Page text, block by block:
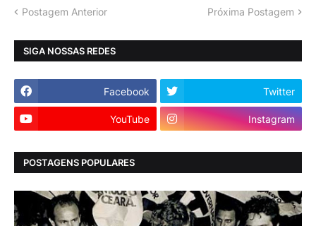
Postagem Anterior Próxima Postagem
SIGA NOSSAS REDES
Facebook Twitter
YouTube Instagram
POSTAGENS POPULARES